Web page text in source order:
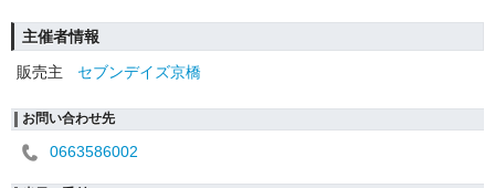
主催者情報
販売主
セブンデイズ京橋
お問い合わせ先
0663586002